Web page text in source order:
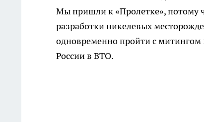
Мы пришли к «Пролетке», потому
разработки никелевых
одновременно пройти с митингом
России в ВТО.